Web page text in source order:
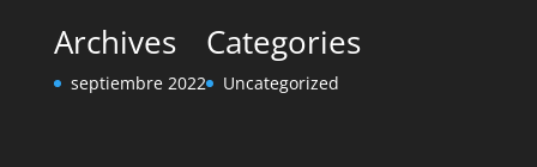
Archives
septiembre 2022
Categories
Uncategorized